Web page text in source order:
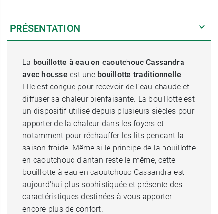
PRÉSENTATION
La bouillotte à eau en caoutchouc Cassandra
avec housse est une bouillotte traditionnelle.
Elle est conçue pour recevoir de l'eau chaude et
diffuser sa chaleur bienfaisante. La bouillotte est
un dispositif utilisé depuis plusieurs siècles pour
apporter de la chaleur dans les foyers et
notamment pour réchauffer les lits pendant la
saison froide. Même si le principe de la bouillotte
en caoutchouc d'antan reste le même, cette
bouillotte à eau en caoutchouc Cassandra est
aujourd'hui plus sophistiquée et présente des
caractéristiques destinées à vous apporter
encore plus de confort.